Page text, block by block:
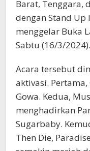
Barat, Tenggara,
dengan Stand Up
menggelar Buka
Sabtu (16/3/2024).
Acara tersebut
aktivasi.
Gowa. Kedua,
menghadirkan
Sugarbaby.
Then Die,